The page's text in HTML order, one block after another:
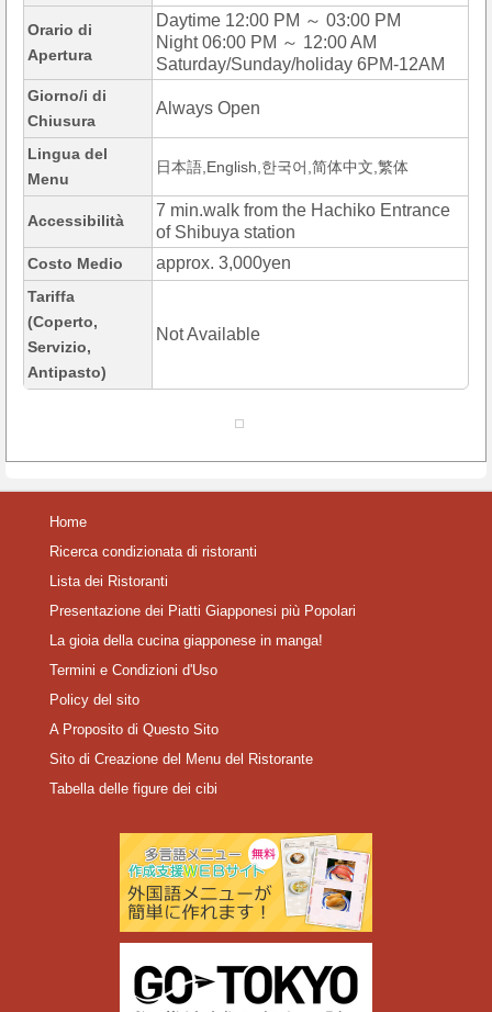
Orario di
Apertura
Daytime 12:00 PM ～ 03:00 PM
Night 06:00 PM ～ 12:00 AM
Saturday/Sunday/holiday 6PM-12AM
Giorno/i di
Chiusura
Always Open
Lingua del
Menu
日本語,English,한국어,简体中文,繁体
Accessibilità
7 min.walk from the Hachiko Entrance
of Shibuya station
Costo Medio approx. 3,000yen
Tariffa
(Coperto,
Servizio,
Antipasto)
Not Available
Home
Ricerca condizionata di ristoranti
Lista dei Ristoranti
Presentazione dei Piatti Giapponesi più Popolari
La gioia della cucina giapponese in manga!
Termini e Condizioni d'Uso
Policy del sito
A Proposito di Questo Sito
Sito di Creazione del Menu del Ristorante
Tabella delle figure dei cibi